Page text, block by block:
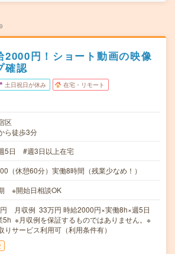
2000円！ショート動画の映像
確認
土日祝日が休み 在宅・リモート
区
ら徒歩3分
5日 #週3日以上在宅
（休憩60分）実働8時間（残業少なめ！）
※開始日相談OK
月収例 33万円 時給2000円×実働8h×週5日
5h ※月収例を保証するものではありません。※
りサービス利用可（利用条件有）